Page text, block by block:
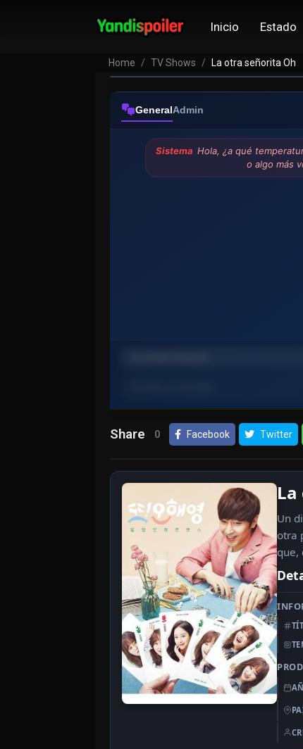
Inicio Estado
Home TV Shows La otra señorita Oh
La otra señorita
GeneralAdmin
Sistema Hola, ¿a qué
o algo más
Share 0 Facebook Twitter
La
Un
otra
que,